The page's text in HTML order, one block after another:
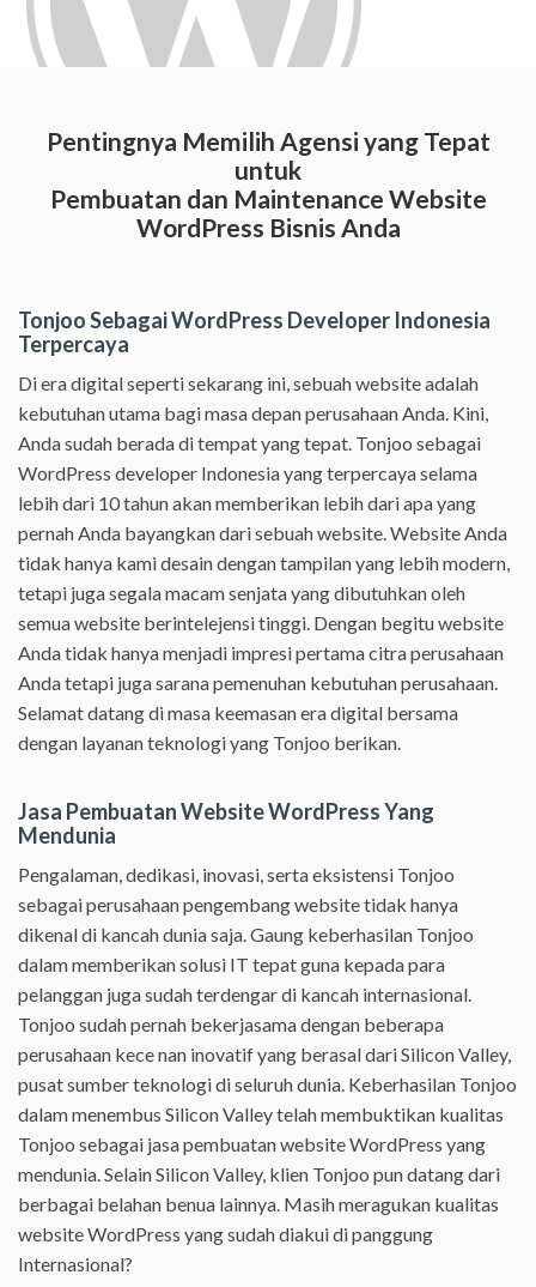
Pentingnya Memilih Agensi yang Tepat
untuk
Pembuatan dan Maintenance Website
WordPress Bisnis Anda
Tonjoo Sebagai WordPress Developer Indonesia
Terpercaya
Di era digital seperti sekarang ini, sebuah website adalah
kebutuhan utama bagi masa depan perusahaan Anda. Kini,
Anda sudah berada di tempat yang tepat. Tonjoo sebagai
WordPress developer Indonesia yang terpercaya selama
lebih dari 10 tahun akan memberikan lebih dari apa yang
pernah Anda bayangkan dari sebuah website. Website Anda
tidak hanya kami desain dengan tampilan yang lebih modern,
tetapi juga segala macam senjata yang dibutuhkan oleh
semua website berintelejensi tinggi. Dengan begitu website
Anda tidak hanya menjadi impresi pertama citra perusahaan
Anda tetapi juga sarana pemenuhan kebutuhan perusahaan.
Selamat datang di masa keemasan era digital bersama
dengan layanan teknologi yang Tonjoo berikan.
Jasa Pembuatan Website WordPress Yang
Mendunia
Pengalaman, dedikasi, inovasi, serta eksistensi Tonjoo
sebagai perusahaan pengembang website tidak hanya
dikenal di kancah dunia saja. Gaung keberhasilan Tonjoo
dalam memberikan solusi IT tepat guna kepada para
pelanggan juga sudah terdengar di kancah internasional.
Tonjoo sudah pernah bekerjasama dengan beberapa
perusahaan kece nan inovatif yang berasal dari Silicon Valley,
pusat sumber teknologi di seluruh dunia. Keberhasilan Tonjoo
dalam menembus Silicon Valley telah membuktikan kualitas
Tonjoo sebagai jasa pembuatan website WordPress yang
mendunia. Selain Silicon Valley, klien Tonjoo pun datang dari
berbagai belahan benua lainnya. Masih meragukan kualitas
website WordPress yang sudah diakui di panggung
Internasional?